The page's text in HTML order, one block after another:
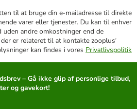
til at bruge din e-mailadresse til direkte
varer eller tjenester. Du kan til enhver
andre omkostninger end de
er relateret til at kontakte zooplus'
kan findes i vores Privatlivspolitik
– Gå ikke glip af personlige tilbud,
og gavekort!